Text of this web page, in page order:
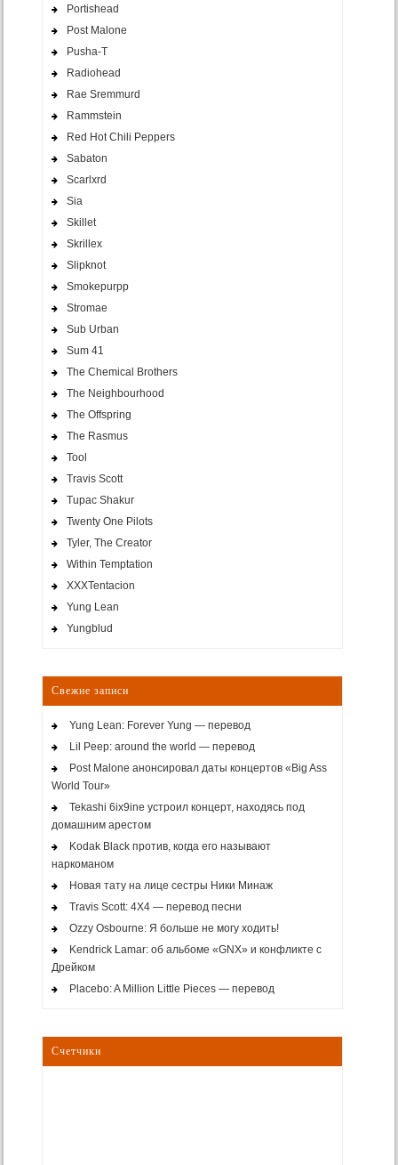
Portishead
Post Malone
Pusha-T
Radiohead
Rae Sremmurd
Rammstein
Red Hot Chili Peppers
Sabaton
Scarlxrd
Sia
Skillet
Skrillex
Slipknot
Smokepurpp
Stromae
Sub Urban
Sum 41
The Chemical Brothers
The Neighbourhood
The Offspring
The Rasmus
Tool
Travis Scott
Tupac Shakur
Twenty One Pilots
Tyler, The Creator
Within Temptation
XXXTentacion
Yung Lean
Yungblud
Свежие записи
Yung Lean: Forever Yung — перевод
Lil Peep: around the world — перевод
Post Malone анонсировал даты концертов «Big Ass
World Tour»
Tekashi 6ix9ine устроил концерт, находясь под
домашним арестом
Kodak Black против, когда его называют
наркоманом
Новая тату на лице сестры Ники Минаж
Travis Scott: 4X4 — перевод песни
Ozzy Osbourne: Я больше не могу ходить!
Kendrick Lamar: об альбоме «GNX» и конфликте с
Дрейком
Placebo: A Million Little Pieces — перевод
Счетчики